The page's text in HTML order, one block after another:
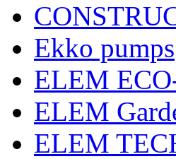
Ekko pumps
ELEM
ELEM
ELEM